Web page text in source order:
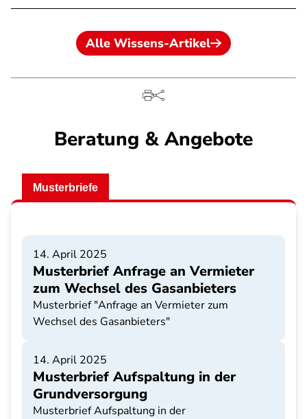
Alle Wissens-Artikel
Beratung & Angebote
Musterbriefe
14. April 2025
Musterbrief Anfrage an Vermieter
zum Wechsel des Gasanbieters
Musterbrief "Anfrage an Vermieter zum
Wechsel des Gasanbieters"
14. April 2025
Musterbrief Aufspaltung in der
Grundversorgung
Musterbrief Aufspaltung in der